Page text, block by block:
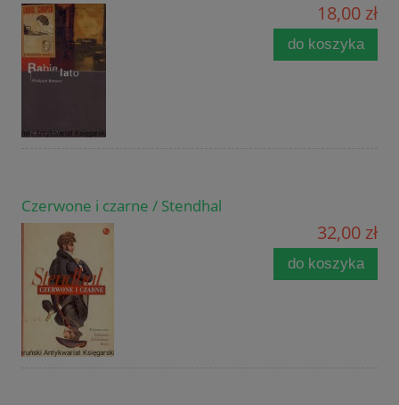
18,00 zł
do koszyka
Czerwone i czarne / Stendhal
32,00 zł
do koszyka